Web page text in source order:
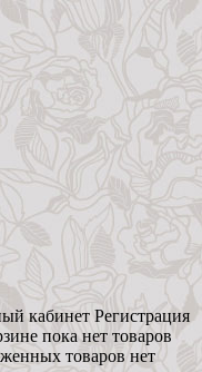
кабинет Регистрация
пока нет товаров
товаров нет